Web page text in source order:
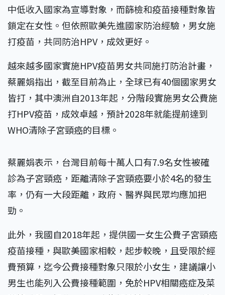
中低收入國家為宣導對象，而篩檢和疫苗接種對象皆
鎖定在女性。但依照歐美先進國家防治經驗，男女施
打疫苗，共同防治HPV，成效更好。
越來越多國家實施HPV疫苗男女共同施打防治計畫，
蔡麗娟指出，截至目前為止，全球已有40個國家男女
皆打，其中澳洲自2013年起，分階段實施男女公費施
打HPV疫苗，成效卓越，預計2028年就能提前達到
WHO清除子宮頸癌的目標。
蔡麗娟表示，台灣目前每十萬人口有7.9名女性被確
診為子宮頸癌，距離清除子宮頸癌要小於4名的發生
率，仍有一大段距離，政府、醫界與民眾均應加把
勁。
此外，我國自2018年起，提供國一女生公費子宮頸癌
疫苗接種，與歐美國家相較，起步較晚，且受限於經
費預算，迄今公費接種對象只限於小女生，建議讓小
男生也能列入公費接種範圍，免於HPV相關癌症及菜